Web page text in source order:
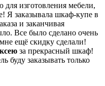
изготовления мебели,
Я заказывала шкаф-купе в
и заканчивая
Все было сделано очень
ещё скидку сделали!
за прекрасный шкаф!
буду заказывать только